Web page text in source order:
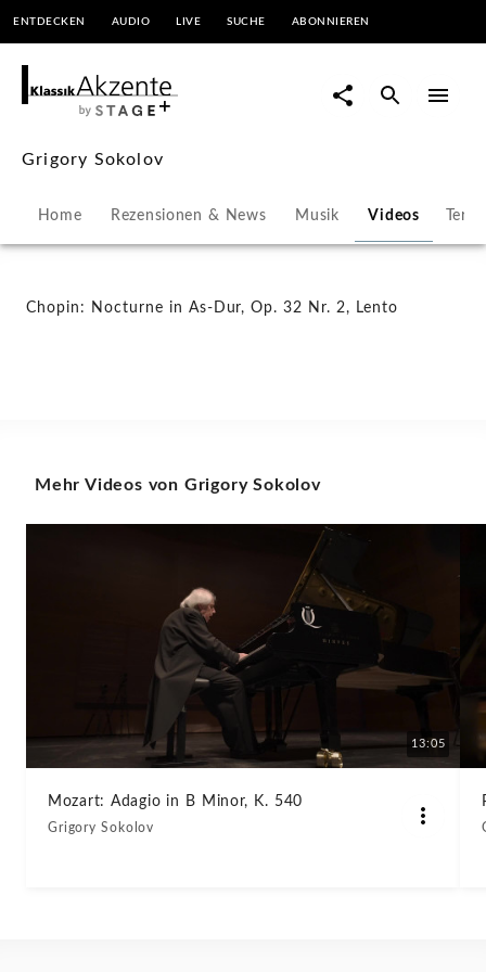
Chopin:
Nocturne
in
As-
Dur,
Op.
Lento
KlassikAkzente
ENTDECKEN AUDIO LIVE SUCHE ABONNIEREN
Grigory Sokolov
Home Rezensionen & News Musik Videos
Chopin: Nocturne in As-Dur, Op. 32 Nr. 2, Lento
Mehr Videos von Grigory Sokolov
13:05
Mozart: Adagio in B Minor, K. 540
Grigory Sokolov